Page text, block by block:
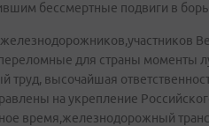
бессмертные подвиги в
для страны моменты
высочайшая
на укрепление
время,железнодорожный